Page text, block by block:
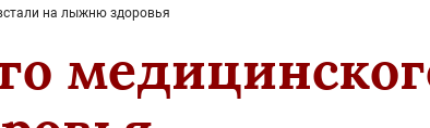
на лыжню здоровья